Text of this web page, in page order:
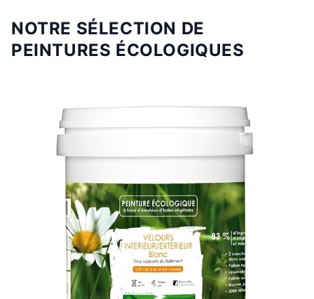
NOTRE SÉLECTION DE
PEINTURES ÉCOLOGIQUES